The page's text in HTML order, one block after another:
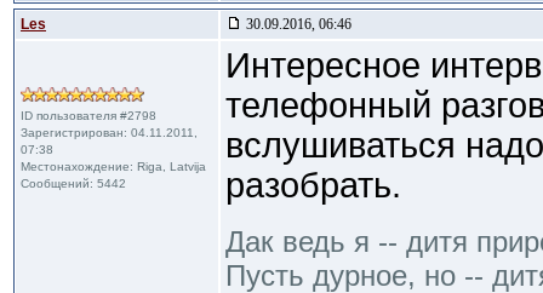
Les 30.09.2016, 06:46
ID пользователя #2798
Зарегистрирован: 04.11.2011,
07:38
Местонахождение: Riga, Latvija
Сообщений: 5442
Интересное
телефонный
вслушиваться
разобрать.
Дак ведь я -- дитя
Пусть дурное, но --